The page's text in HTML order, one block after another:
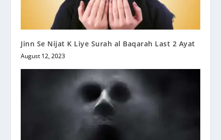
Jinn Se Nijat K Liye Surah al Baqarah Last 2 Ayat
August 12, 2023